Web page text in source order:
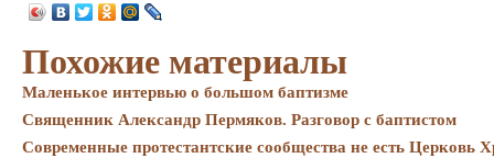
Похожие материалы
Маленькое интервью о большом баптизме
Священник Александр Пермяков. Разговор с баптистом
Современные протестантские сообщества не есть Церковь